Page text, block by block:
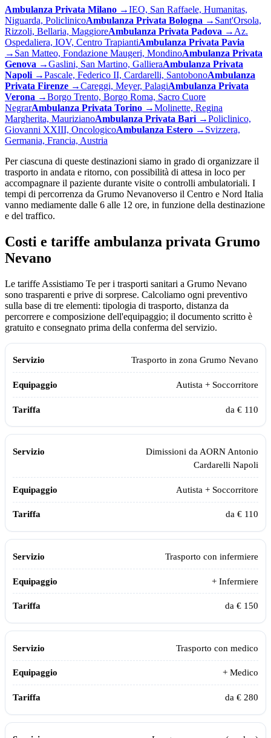
Ambulanza Privata Milano →IEO, San Raffaele, Humanitas,
Niguarda, PoliclinicoAmbulanza Privata Bologna → Sant'Orsola,
Rizzoli, Bellaria, MaggioreAmbulanza Privata Padova → Az.
Ospedaliera, IOV, Centro TrapiantiAmbulanza Privata Pavia
→ San Matteo, Fondazione Maugeri, MondinoAmbulanza Privata
Genova →Gaslini, San Martino, GallieraAmbulanza Privata
Napoli →Pascale, Federico II, Cardarelli, SantobonoAmbulanza
Privata Firenze →Careggi, Meyer, PalagiAmbulanza Privata
Verona →Borgo Trento, Borgo Roma, Sacro Cuore
NegrarAmbulanza Privata Torino →Molinette, Regina
Margherita, MaurizianoAmbulanza Privata Bari →Policlinico,
Giovanni XXIII, OncologicoAmbulanza Estero → Svizzera,
Germania, Francia, Austria
Per ciascuna di queste destinazioni siamo in grado di organizzare il
trasporto in andata e ritorno, con possibilità di attesa in loco per
accompagnare il paziente durante visite o controlli ambulatoriali. I
tempi di percorrenza da Grumo Nevanoverso il Centro e Nord Italia
vanno mediamente dalle 6 alle 12 ore, in funzione della destinazione
e del traffico.
Costi e tariffe ambulanza privata Grumo
Nevano
Le tariffe Assistiamo Te per i trasporti sanitari a Grumo Nevano
sono trasparenti e prive di sorprese. Calcoliamo ogni preventivo
sulla base di tre elementi: tipologia di trasporto, distanza da
percorrere e composizione dell'equipaggio; il documento scritto è
gratuito e consegnato prima della conferma del servizio.
Servizio
Trasporto in zona Grumo Nevano
Autista + Soccorritore
da € 110
Dimissioni da AORN Antonio
Cardarelli Napoli
Autista + Soccorritore
da € 110
Trasporto con infermiere
+ Infermiere
da € 150
Trasporto con medico
+ Medico
da € 280